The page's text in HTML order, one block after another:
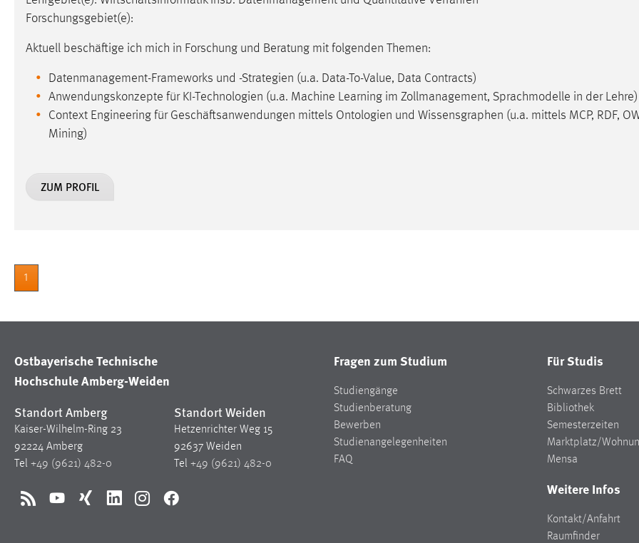
Forschungsgebiet(e):
Aktuell beschäftige ich mich in Forschung und Beratung mit folgenden Themen:
Datenmanagement-Frameworks und -Strategien (u.a. Data-To-Value, Data Contracts)
Anwendungskonzepte für KI-Technologien (u.a. Machine Learning im Zollmanagement, Sprachmodelle in der Lehre)
Context Engineering für Geschäftsanwendungen mittels Ontologien und Wissensgraphen (u.a. mittels MCP, RDF,
Mining)
ZUM PROFIL
1
Ostbayerische Technische
Hochschule Amberg-Weiden
Standort Amberg
Kaiser-Wilhelm-Ring 23
92224 Amberg
Tel +49 (9621) 482-0
Standort Weiden
Hetzenrichter Weg 15
92637 Weiden
Tel +49 (9621) 482-0
RSS YouTubeXing LinkedInInstagramFacebook
Fragen zum Studium
Studiengänge
Studienberatung
Bewerben
Studienangelegenheiten
FAQ
Für Studis
Schwarzes Brett
Bibliothek
Semesterzeiten
Marktplatz/
Mensa
Weitere Infos
Kontakt/Anfahrt
Raumfinder